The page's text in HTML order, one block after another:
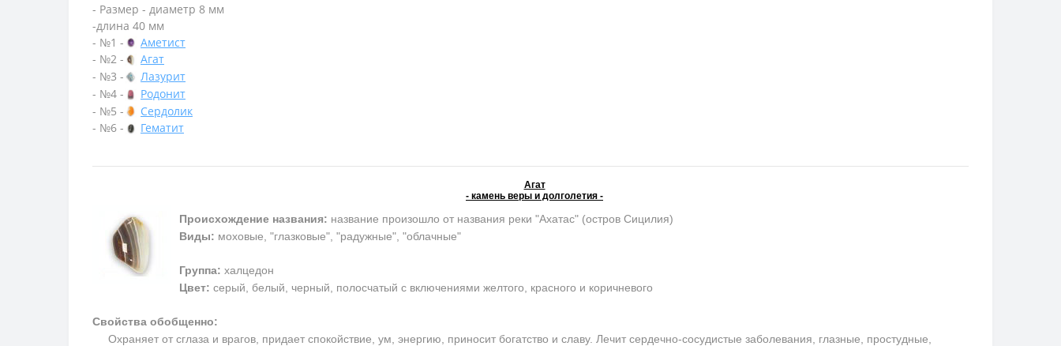
- Размер - диаметр 8 мм
-длина 40 мм
- №1 -
Аметист
- №2 -
Агат
- №3 -
Лазурит
- №4 -
Родонит
- №5 -
Сердолик
- №6 -
Гематит
Агат
- камень веры и долголетия -
Происхождение названия: название произошло от названия реки "Ахатас" (остров Сицилия)
Виды: моховые, "глазковые", "радужные", "облачные"
Группа: халцедон
Цвет: серый, белый, черный, полосчатый с включениями желтого, красного и коричневого
Свойства обобщенно:
Охраняет от сглаза и врагов, придает спокойствие, ум, энергию, приносит богатство и славу. Лечит сердечно-сосудистые заболевания, глазные, простудные,